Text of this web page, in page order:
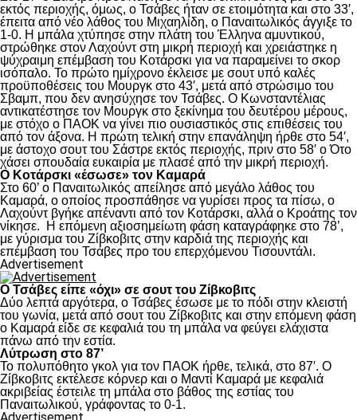
εκτός περιοχής, όμως, ο Τσάβες ήταν σε ετοιμότητα και στο 33′,
έπειτα από νέο λάθος του Μιχαηλίδη, ο Παναιτωλικός άγγιξε το
1-0. Η μπάλα χτύπησε στην πλάτη του Έλληνα αμυντικού,
στρώθηκε στον Λαχούντ στη μικρή περιοχή και χρειάστηκε η
ψύχραιμη επέμβαση του Κοτάρσκι για να παραμείνει το σκορ
ισόπαλο. Το πρώτο ημίχρονο έκλεισε με σουτ υπό καλές
προϋποθέσεις του Μουργκ στο 43′, μετά από στρώσιμο του
Σβαμπ, που δεν ανησύχησε τον Τσάβες. Ο Κωνσταντέλιας
αντικατέστησε τον Μουργκ στο ξεκίνημα του δευτέρου μέρους,
με στόχο ο ΠΑΟΚ να γίνει πιο ουσιαστικός στις επιθέσεις του
από τον άξονα. Η πρώτη τελική στην επανάληψη ήρθε στο 54′,
με άστοχο σουτ του Σάστρε εκτός περιοχής, πριν στο 58′ ο Ότο
χάσει σπουδαία ευκαιρία με πλασέ από την μικρή περιοχή.
Ο Κοτάρσκι «έσωσε» τον Καμαρά
Στο 60’ ο Παναιτωλικός απείλησε από μεγάλο λάθος του
Καμαρά, ο οποίος προσπάθησε να γυρίσει προς τα πίσω, ο
Λαχούντ βγήκε απέναντι από τον Κοτάρσκι, αλλά ο Κροάτης τον
νίκησε. Η επόμενη αξιοσημείωτη φάση καταγράφηκε στο 78’,
με γύρισμα του Ζίβκοβιτς στην καρδιά της περιοχής και
επέμβαση του Τσάβες προ του επερχόμενου Τισουντάλι.
Advertisement
Ο Τσάβες είπε «όχι» σε σουτ του Ζίβκοβιτς
Δύο λεπτά αργότερα, ο Τσάβες έσωσε με το πόδι στην κλειστή
του γωνία, μετά από σουτ του Ζίβκοβιτς και στην επόμενη φάση
ο Καμαρά είδε σε κεφαλιά του τη μπάλα να φεύγει ελάχιστα
πάνω από την εστία.
Λύτρωση στο 87’
Το πολυπόθητο γκολ για τον ΠΑΟΚ ήρθε, τελικά, στο 87′. Ο
Ζίβκοβιτς εκτέλεσε κόρνερ και ο Μαντί Καμαρά με κεφαλιά
ακριβείας έστειλε τη μπάλα στο βάθος της εστίας του
Παναιτωλικού, γράφοντας το 0-1.